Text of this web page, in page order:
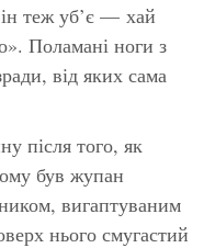
теж уб’є — хай
Поламані ноги з
від яких сама
після того, як
був жупан
вигаптуваним
нього смугастий